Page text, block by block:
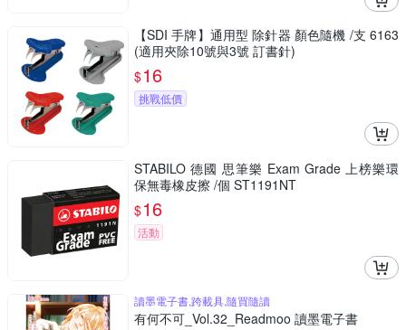
【SDI 手牌】通用型 除針器 顏色隨機 /支 6163
(適用夾除10號與3號 訂書針)
$16
挑戰低價
STABILO 德國 思筆樂 Exam Grade 上榜樂環
保無毒橡皮擦 /個 ST1191NT
$16
活動
讀墨電子書,跨載具,隨買隨讀
有何不可_Vol.32_Readmoo 讀墨電子書